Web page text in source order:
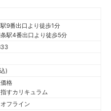
駅9番出口より徒歩1分
条駅4番出口より徒歩5分
)
格
すカリキュラム
フライン